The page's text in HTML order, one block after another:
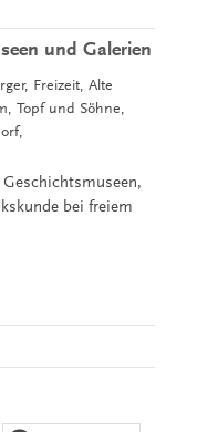
und Galerien
Freizeit, Alte
Topf und Söhne,
bei freiem